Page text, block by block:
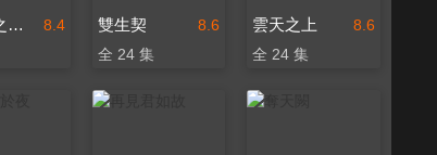
8.4
龍王令之妃卿莫屬 8.6
雙生契
全 24 集
8.6
雲天之上
全 24 集